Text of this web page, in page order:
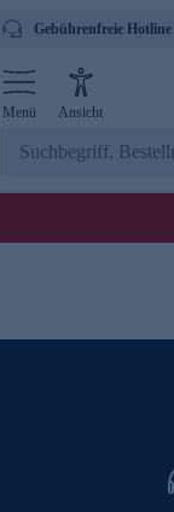
Gebührenfreie Hotline
Menü Ansicht